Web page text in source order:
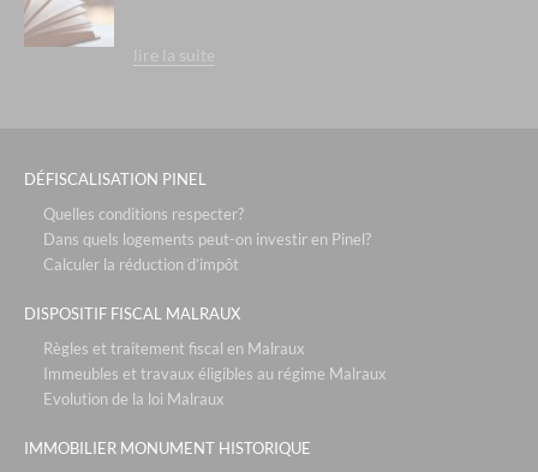
lire la suite
DÉFISCALISATION PINEL
Quelles conditions respecter?
Dans quels logements peut-on investir en Pinel?
Calculer la réduction d’impôt
DISPOSITIF FISCAL MALRAUX
Règles et traitement fiscal en Malraux
Immeubles et travaux éligibles au régime Malraux
Evolution de la loi Malraux
IMMOBILIER MONUMENT HISTORIQUE